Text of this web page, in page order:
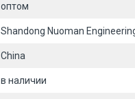
оптом
Shandong Nuoman
China
в наличии